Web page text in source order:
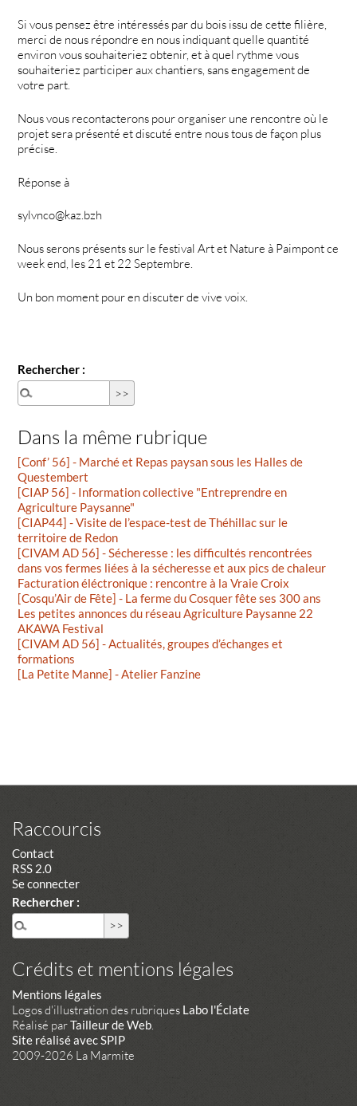
Si vous pensez être intéressés par du bois issu de cette filière,
merci de nous répondre en nous indiquant quelle quantité
environ vous souhaiteriez obtenir, et à quel rythme vous
souhaiteriez participer aux chantiers, sans engagement de
votre part.
Nous vous recontacterons pour organiser une rencontre où le
projet sera présenté et discuté entre nous tous de façon plus
précise.
Réponse à
sylvnco@kaz.bzh
Nous serons présents sur le festival Art et Nature à Paimpont ce
week end, les 21 et 22 Septembre.
Un bon moment pour en discuter de vive voix.
Rechercher :
Dans la même rubrique
[Conf’ 56] - Marché et Repas paysan sous les Halles de
Questembert
[CIAP 56] - Information collective "Entreprendre en
Agriculture Paysanne"
[CIAP44] - Visite de l’espace-test de Théhillac sur le
territoire de Redon
[CIVAM AD 56] - Sécheresse : les difficultés rencontrées
dans vos fermes liées à la sécheresse et aux pics de chaleur
Facturation éléctronique : rencontre à la Vraie Croix
[Cosqu’Air de Fête] - La ferme du Cosquer fête ses 300 ans
Les petites annonces du réseau Agriculture Paysanne 22
AKAWA Festival
[CIVAM AD 56] - Actualités, groupes d’échanges et
formations
[La Petite Manne] - Atelier Fanzine
Raccourcis
Contact
RSS 2.0
Se connecter
Rechercher :
Crédits et mentions légales
Mentions légales
Logos d'illustration des rubriques Labo l'Éclate
Réalisé parTailleur de Web
Site réalisé avec SPIP
2009-2026 La Marmite